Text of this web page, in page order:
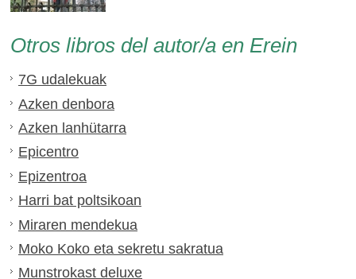
Otros libros del autor/a en Erein
7G udalekuak
Azken denbora
Azken lanhütarra
Epicentro
Epizentroa
Harri bat poltsikoan
Miraren mendekua
Moko Koko eta sekretu sakratua
Munstrokast deluxe